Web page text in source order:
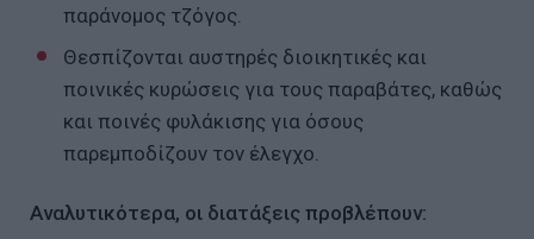
παράνομος τζόγος.
Θεσπίζονται αυστηρές διοικητικές και
ποινικές κυρώσεις για τους παραβάτες, καθώς
και ποινές φυλάκισης για όσους
παρεμποδίζουν τον έλεγχο.
Αναλυτικότερα, οι διατάξεις προβλέπουν: